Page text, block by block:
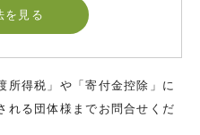
を見る
得税」や「寄付金控除」に
れる団体様までお問合せくだ